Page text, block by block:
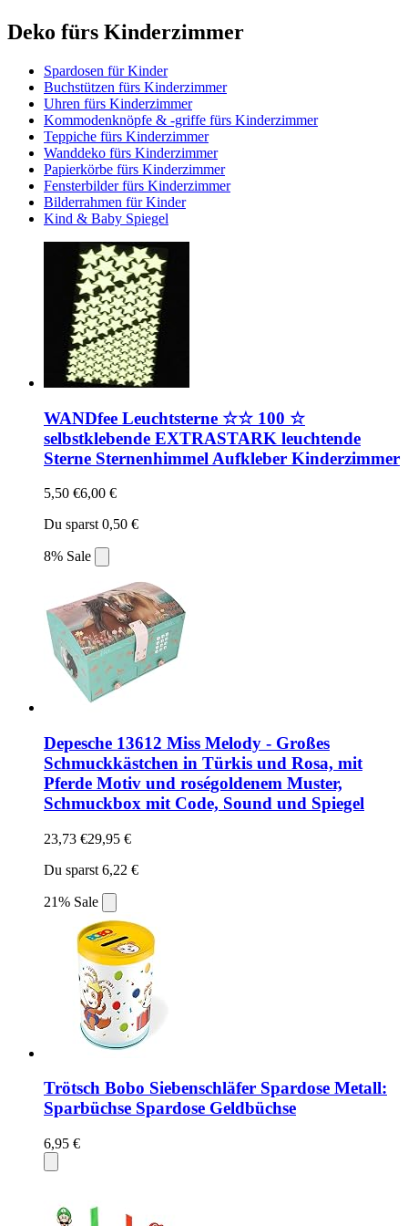
Deko fürs Kinderzimmer
Spardosen für Kinder
Buchstützen fürs Kinderzimmer
Uhren fürs Kinderzimmer
Kommodenknöpfe & -griffe fürs Kinderzimmer
Teppiche fürs Kinderzimmer
Wanddeko fürs Kinderzimmer
Papierkörbe fürs Kinderzimmer
Fensterbilder fürs Kinderzimmer
Bilderrahmen für Kinder
Kind & Baby Spiegel
WANDfee Leuchtsterne ☆☆ 100 ☆
selbstklebende EXTRASTARK leuchtende
Sterne Sternenhimmel Aufkleber Kinderzimmer
5,50 €6,00 €
Du sparst 0,50 €
8% Sale
Depesche 13612 Miss Melody - Großes
Schmuckkästchen in Türkis und Rosa, mit
Pferde Motiv und roségoldenem Muster,
Schmuckbox mit Code, Sound und Spiegel
23,73 €29,95 €
Du sparst 6,22 €
21% Sale
Trötsch Bobo Siebenschläfer Spardose Metall:
Sparbüchse Spardose Geldbüchse
6,95 €